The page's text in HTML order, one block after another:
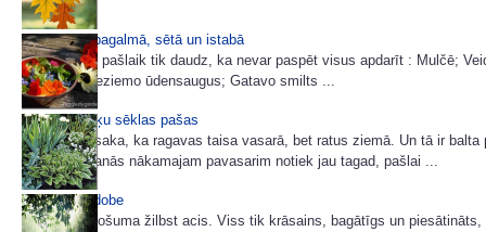
Miķeļdiena pagalmā, sētā un istabā
Dārzā darbu pašlaik tik daudz, ka nevar paspēt visus apdarīt : Mulčē;
viršu dobi; Ieziemo ūdensaugus; Gatavo smilts ...
Ievācam puķu sēklas pašas
Veci ļaudis saka, ka ragavas taisa vasarā, bet ratus ziemā. Un tā ir balta
Arī gatavošanās nākamajam pavasarim notiek jau tagad, pašlai ...
Baltā puķu dobe
No rudens košuma žilbst acis. Viss tik krāsains, bagātīgs un piesātināts,